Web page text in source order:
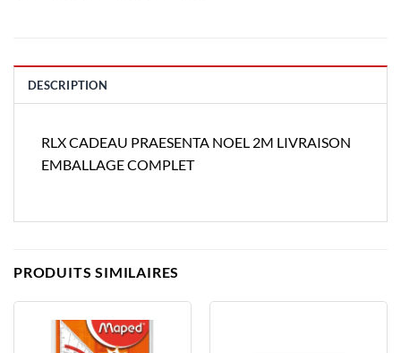
DESCRIPTION
RLX CADEAU PRAESENTA NOEL 2M LIVRAISON
EMBALLAGE COMPLET
PRODUITS SIMILAIRES